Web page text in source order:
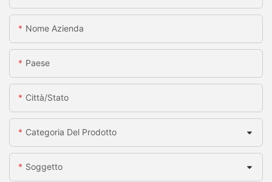
Nome Azienda
Paese
Città/stato
Categoria Del Prodotto
Soggetto